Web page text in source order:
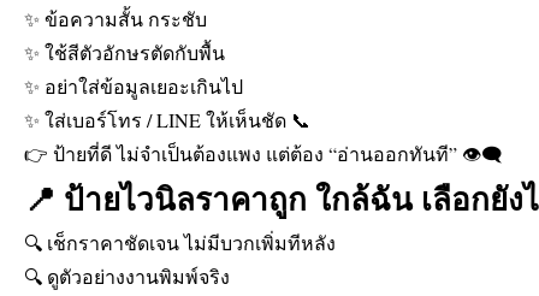
✨ ข้อความสั้น กระชับ
✨ ใช้สีตัวอักษรตัดกับพื้น
✨ อย่าใส่ข้อมูลเยอะเกินไป
✨ ใส่เบอร์โทร / LINE ให้เห็นชัด 📞
👉 ป้ายที่ดี ไม่จำเป็นต้องแพง แต่ต้อง “อ่านออกทันที” 👁️‍🗨️
📍 ป้ายไวนิลราคาถูก ใกล้ฉัน เลือกยัง
🔍 เช็กราคาชัดเจน ไม่มีบวกเพิ่มทีหลัง
🔍 ดูตัวอย่างงานพิมพ์จริง